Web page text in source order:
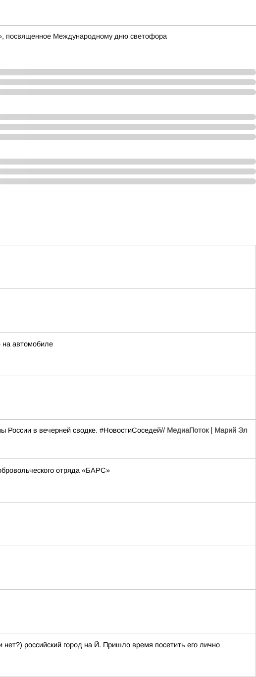
посвященное Международному дню светофора
на автомобиле
в вечерней сводке. #НовостиСоседей// МедиаПоток | Марий Эл
отряда «БАРС»
российский город на Й. Пришло время посетить его лично